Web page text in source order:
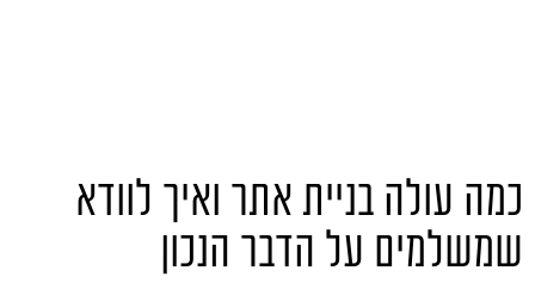
כמה עולה בניית אתר ואיך לוודא
שמשלמים על הדבר הנכון